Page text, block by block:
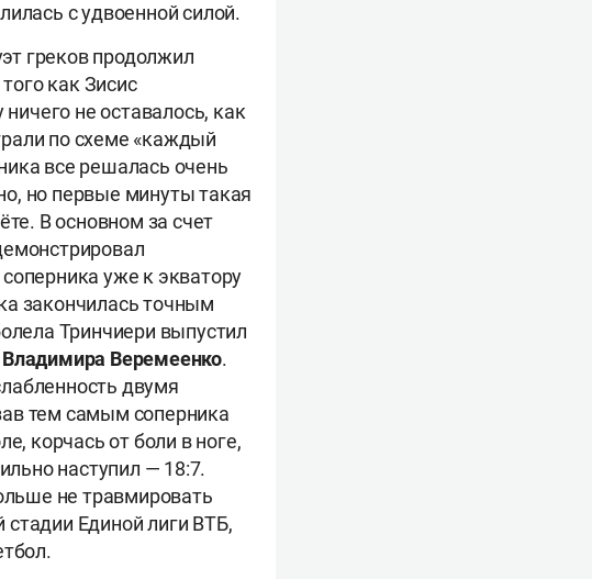
с удвоенной силой.
греков продолжил
как Зисис
не оставалось, как
по схеме «каждый
все решалась очень
но первые минуты такая
В основном за счет
уже к экватору
закончилась точным
Тринчиери выпустил
Владимира Веремеенко.
двумя
тем самым соперника
корчась от боли в ноге,
наступил — 18:7.
не травмировать
Единой лиги ВТБ,